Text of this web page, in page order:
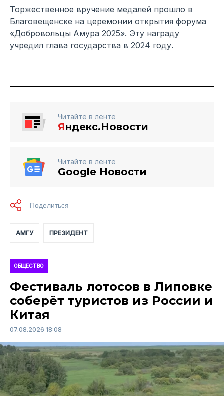
Торжественное вручение медалей прошло в
Благовещенске на церемонии открытия форума
«Добровольцы Амура 2025». Эту награду
учредил глава государства в 2024 году.
Читайте в ленте
Яндекс.Новости
Читайте в ленте
Google Новости
АМГУ ПРЕЗИДЕНТ
ОБЩЕСТВО
Фестиваль лотосов в Липовке
соберёт туристов из России и
Китая
07.08.2026 18:08